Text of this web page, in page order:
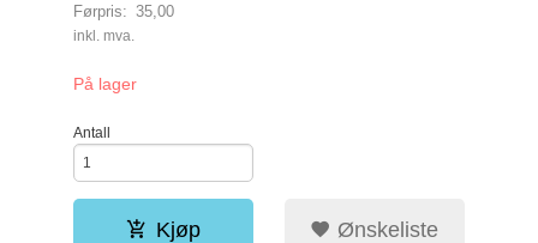
Førpris: 35,00
Rabatt
inkl. mva.
På lager
Antall
Kjøp Ønskeliste